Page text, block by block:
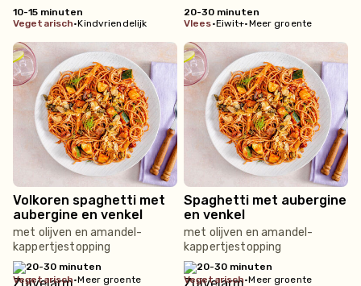
10-15 minuten
vegetarisch•Kindvriendelijk
20-30 minuten
vlees•Eiwit+•Meer groente
Volkoren spaghetti met
aubergine en venkel
met olijven en amandel-
kappertjestopping
20-30 minuten
vegetarisch•Meer groente
Spaghetti met aubergine
en venkel
met olijven en amandel-
kappertjestopping
20-30 minuten
vegetarisch•Meer groente